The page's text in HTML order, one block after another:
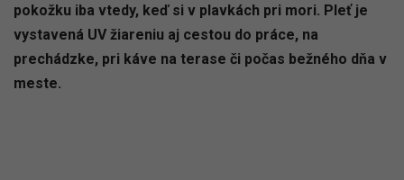
pokožku iba vtedy, keď si v plavkách pri mori. Pleť je
vystavená UV žiareniu aj cestou do práce, na
prechádzke, pri káve na terase či počas bežného dňa v
meste.